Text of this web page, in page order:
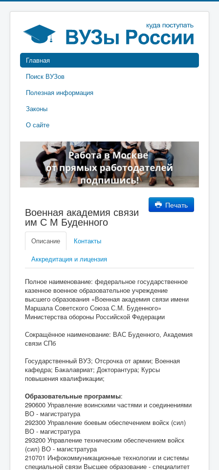
Главная
Поиск ВУЗов
Полезная информация
Законы
О сайте
Печать
Военная академия связи
им С М Буденного
Описание
Контакты
Аккредитация и лицензия
Полное наименование: федеральное государственное
казенное военное образовательное учреждение
высшего образования «Военная академия связи имени
Маршала Советского Союза С.М. Буденного»
Министерства обороны Российской Федерации
Сокращённое наименование: ВАС Буденного, Академия
связи СПб
Государственный ВУЗ; Отсрочка от армии; Военная
кафедра; Бакалавриат; Докторантура; Курсы
повышения квалификации;
Образовательные программы:
290600 Управление воинскими частями и соединениями
ВО - магистратура
292300 Управление боевым обеспечением войск (сил)
ВО - магистратура
293200 Управление техническим обеспечением войск
(сил) ВО - магистратура
210701 Инфокоммуникационные технологии и системы
специальной связи Высшее образование - специалитет